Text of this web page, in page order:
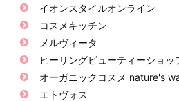
イオンスタイルオンライン
コスメキッチン
メルヴィータ
ヒーリングビューティーショッ
オーガニックコスメ nature's
エトヴォス